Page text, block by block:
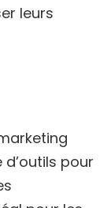
leurs
pour